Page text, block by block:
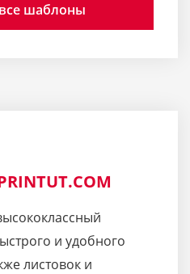
шаблоны
и удобного
листовок и